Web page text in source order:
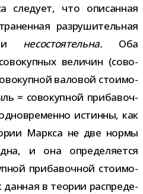
сле­дует, что опи­сан­ная
раз­ру­ши­тель­ная
несо­сто­я­тельна. Оба
вели­чин (сово­
вало­вой сто­и­мо­
= сово­куп­ной при­ба­воч­
истинны, как
Маркса не две нормы
и она опре­де­ля­ется
при­ба­воч­ной сто­и­мо­
дан­ная в тео­рии рас­пре­де­